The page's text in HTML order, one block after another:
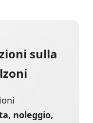
sulla
noleggio,